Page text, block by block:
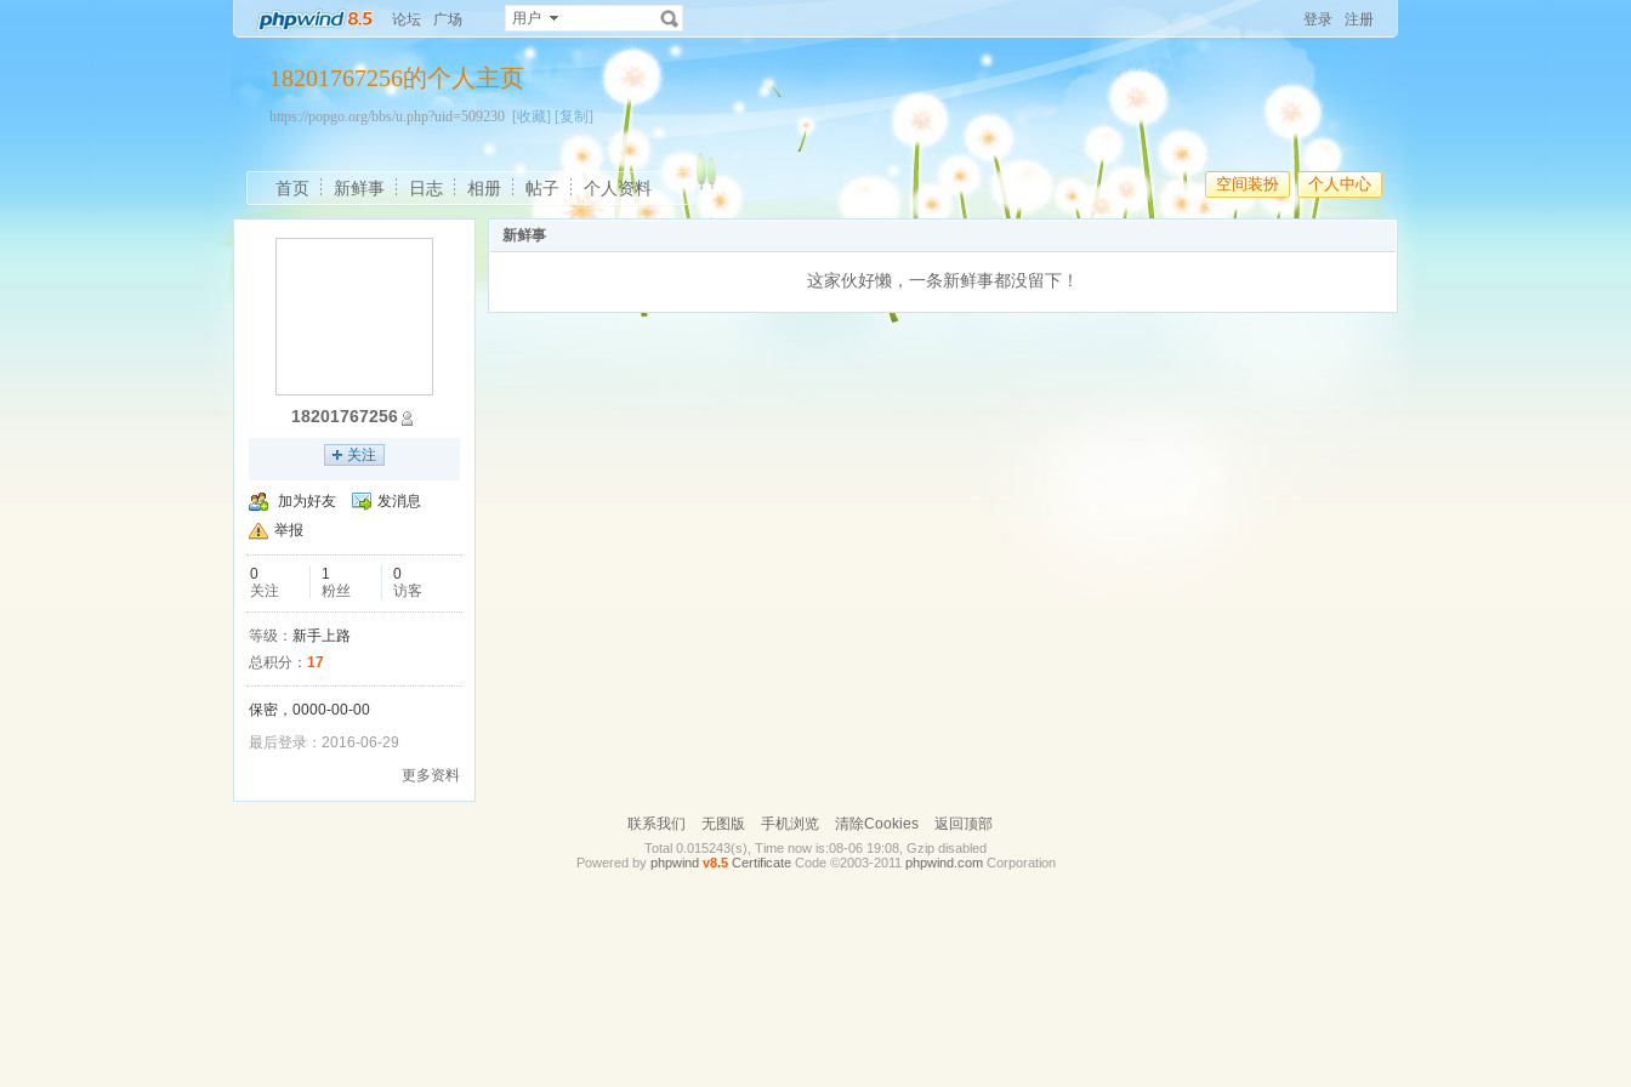
论坛 广场 用户 登录 注册
18201767256的个人主页
https://popgo.org/bbs/u.php?uid=509230 [收藏] [复制]
空间装扮 个人中心
首页 新鲜事 日志 相册 帖子 个人资料
18201767256
关注
加为好友
发消息
举报
0
关注
1
粉丝
0
访客
等级： 新手上路
总积分： 17
保密，0000-00-00
最后登录：2016-06-29
更多资料
新鲜事
这家伙好懒，一条新鲜事都没留下！
联系我们 无图版 手机浏览 清除Cookies 返回顶部
Total 0.015243(s), Time now is:08-06 19:08, Gzip disabled
Powered by phpwind v8.5 CertificateCode ©2003-2011 phpwind.comCorporation